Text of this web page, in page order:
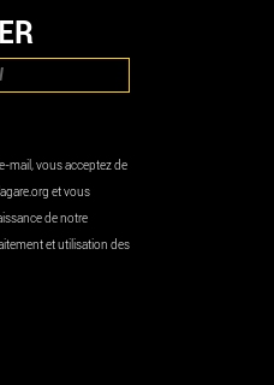
mail, vous acceptez de
et vous
de notre
et utilisation des